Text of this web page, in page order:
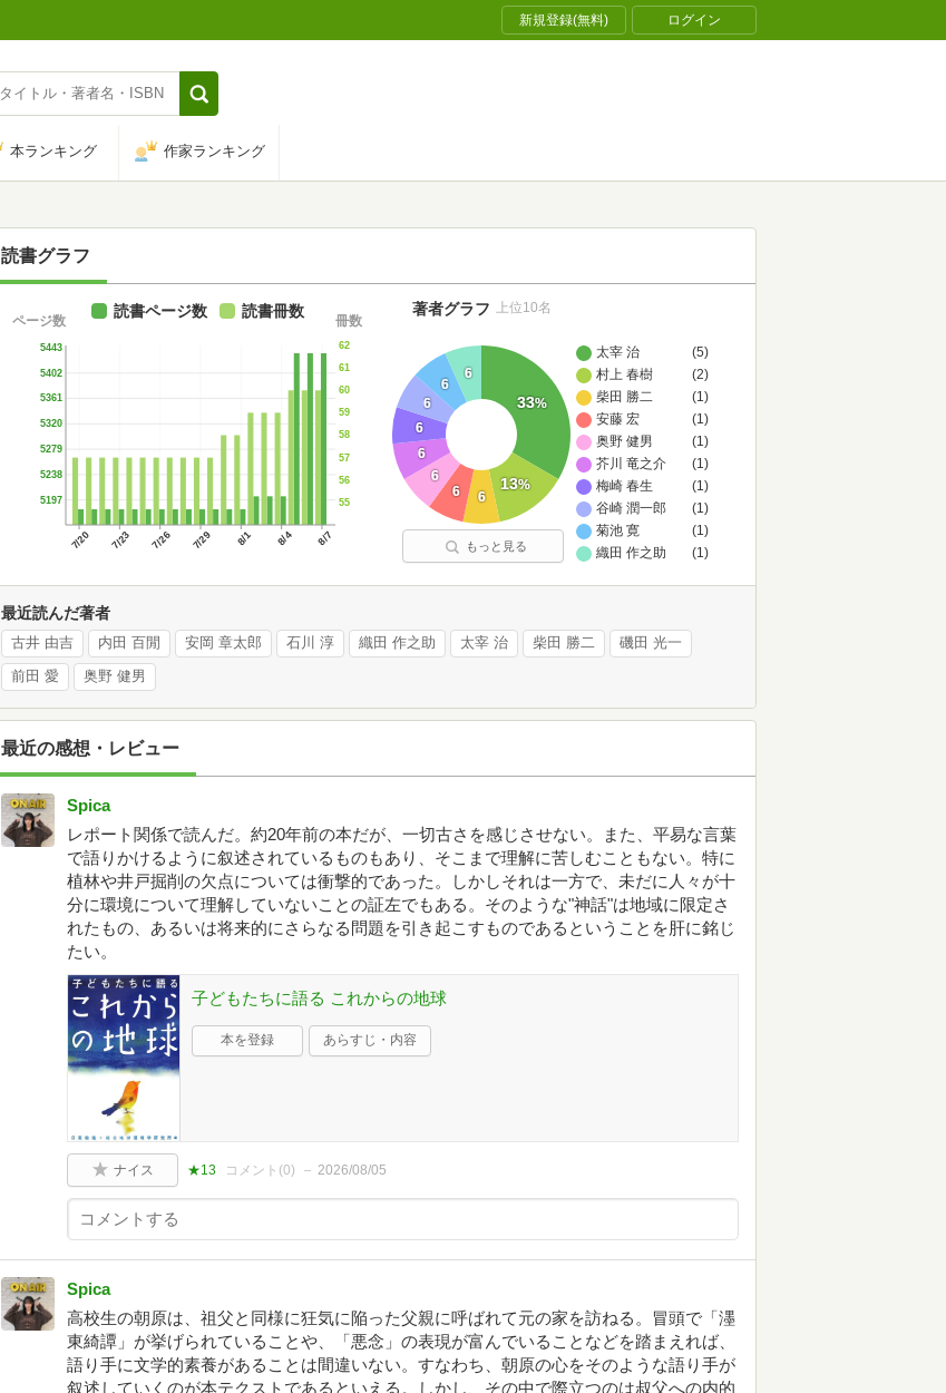
新規登録(無料) ログイン
本ランキング 作家ランキング
読書グラフ
7/20 7/23 7/26 7/29 8/1 8/4 8/7
5197
5238
5279
5320
5361
5402
5443
ページ数
55
56
57
58
59
60
61
62
冊数
読書ページ数 読書冊数
太宰 治
(5)
村上 春樹
(2)
柴田 勝二
(1)
安藤 宏
(1)
奥野 健男
(1)
芥川 竜之介
(1)
梅崎 春生
(1)
谷崎 潤一郎
(1)
菊池 寛
(1)
織田 作之助
(1)
33%
13%
6
6
6
6
6
6
6
6
著者グラフ 上位10名
もっと見る
最近読んだ著者
古井 由吉 内田 百閒 安岡 章太郎 石川 淳 織田 作之助 太宰 治 柴田 勝二 磯田 光一
前田 愛 奥野 健男
最近の感想・レビュー
Spica
レポート関係で読んだ。約20年前の本だが、一切古さを感じさせない。また、平易な言葉
で語りかけるように叙述されているものもあり、そこまで理解に苦しむこともない。特に
植林や井戸掘削の欠点については衝撃的であった。しかしそれは一方で、未だに人々が十
分に環境について理解していないことの証左でもある。そのような"神話"は地域に限定さ
れたもの、あるいは将来的にさらなる問題を引き起こすものであるということを肝に銘じ
たい。
子どもたちに語る これからの地球
本を登録 あらすじ・内容
ナイス ★13 コメント(0) 2026/08/05
Spica
高校生の朝原は、祖父と同様に狂気に陥った父親に呼ばれて元の家を訪ねる。冒頭で「濹
東綺譚」が挙げられていることや、「悪念」の表現が富んでいることなどを踏まえれば、
語り手に文学的素養があることは間違いない。すなわち、朝原の心をそのような語り手が
叙述していくのが本テクストであるといえる。しかし、その中で際立つのは叔父への内的